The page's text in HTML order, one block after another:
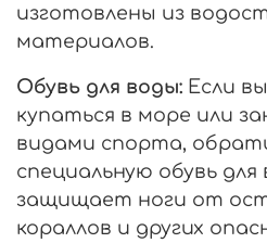
изготовлены из
материалов.
Обувь для воды: Если
купаться в море или
видами спорта,
специальную обувь для
защищает ноги от
кораллов и других